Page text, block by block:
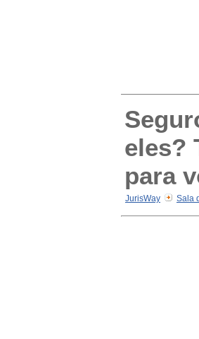
eles?
para
JurisWay Sala